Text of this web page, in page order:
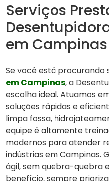
Serviços
em Campinas
Se você está procurando
em Campinas, a
escolha ideal. Atuamos
soluções rápidas e
limpa fossa,
equipe é altamente
modernos para atender
indústrias em Campinas.
ágil, sem quebra-quebra
benefício, sempre